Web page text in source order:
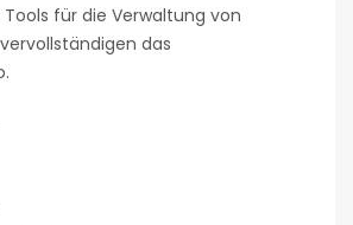
für die Verwaltung von
das